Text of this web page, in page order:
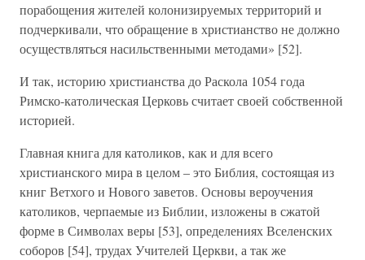
порабощения жителей колонизируемых территорий и
подчеркивали, что обращение в христианство не должно
осуществляться насильственными методами» [52].
И так, историю христианства до Раскола 1054 года
Римско-католическая Церковь считает своей собственной
историей.
Главная книга для католиков, как и для всего
христианского мира в целом – это Библия, состоящая из
книг Ветхого и Нового заветов. Основы вероучения
католиков, черпаемые из Библии, изложены в сжатой
форме в Символах веры [53], определениях Вселенских
соборов [54], трудах Учителей Церкви, а так же